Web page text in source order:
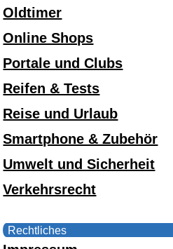
Oldtimer
Online Shops
Portale und Clubs
Reifen & Tests
Reise und Urlaub
Smartphone & Zubehör
Umwelt und Sicherheit
Verkehrsrecht
Rechtliches